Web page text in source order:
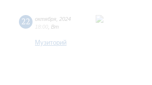
22 октября 2024
18:00 Вт
Музиторий